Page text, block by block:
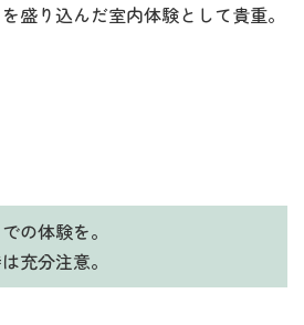
盛り込んだ室内体験として貴重。
の体験を。
充分注意。